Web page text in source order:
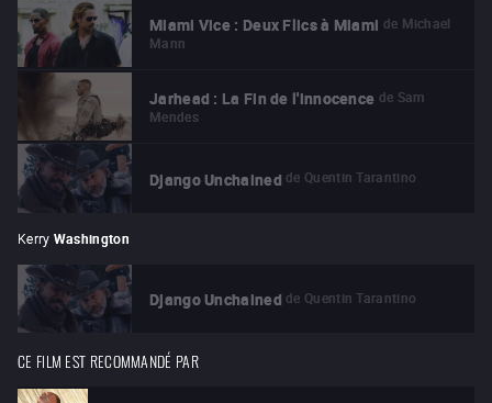
Miami Vice : Deux Flics à Miami de Michael
Mann
Jarhead : La Fin de l'innocence de Sam
Mendes
Django Unchained de Quentin Tarantino
Kerry Washington
Django Unchained de Quentin Tarantino
CE FILM EST RECOMMANDÉ PAR